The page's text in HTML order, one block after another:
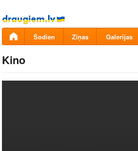
Pāriet
uz
saturu
Šodien Ziņas Galerijas
Kino